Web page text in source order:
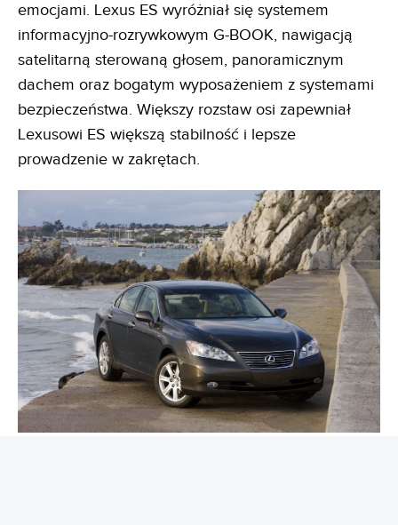
emocjami. Lexus ES wyróżniał się systemem
informacyjno-rozrywkowym G-BOOK, nawigacją
satelitarną sterowaną głosem, panoramicznym
dachem oraz bogatym wyposażeniem z systemami
bezpieczeństwa. Większy rozstaw osi zapewniał
Lexusowi ES większą stabilność i lepsze
prowadzenie w zakrętach.